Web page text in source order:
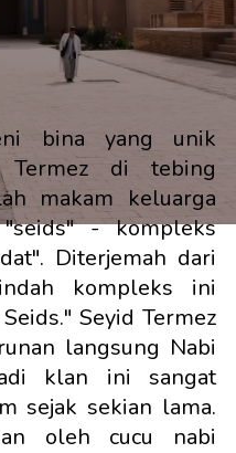
bina yang unik
di tebing
makam keluarga
- kompleks
Diterjemah dari
kompleks ini
Seyid Termez
langsung Nabi
klan ini sangat
sejak sekian lama.
oleh cucu nabi